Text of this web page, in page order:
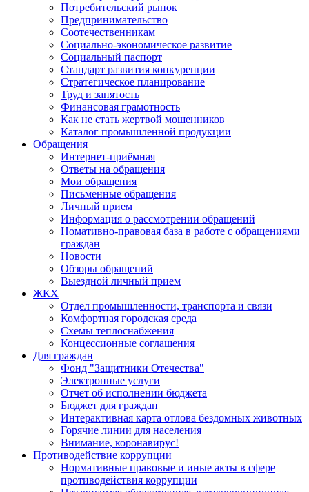
Потребительский рынок
Предпринимательство
Соотечественникам
Социально-экономическое развитие
Социальный паспорт
Стандарт развития конкуренции
Стратегическое планирование
Труд и занятость
Финансовая грамотность
Как не стать жертвой мошенников
Каталог промышленной продукции
Обращения
Интернет-приёмная
Ответы на обращения
Мои обращения
Письменные обращения
Личный прием
Информация о рассмотрении обращений
Номативно-правовая база в работе с обращениями
граждан
Новости
Обзоры обращений
Выездной личный прием
ЖКХ
Отдел промышленности, транспорта и связи
Комфортная городская среда
Схемы теплоснабжения
Концессионные соглашения
Для граждан
Фонд "Защитники Отечества"
Электронные услуги
Отчет об исполнении бюджета
Бюджет для граждан
Интерактивная карта отлова бездомных животных
Горячие линии для населения
Внимание, коронавирус!
Противодействие коррупции
Нормативные правовые и иные акты в сфере
противодействия коррупции